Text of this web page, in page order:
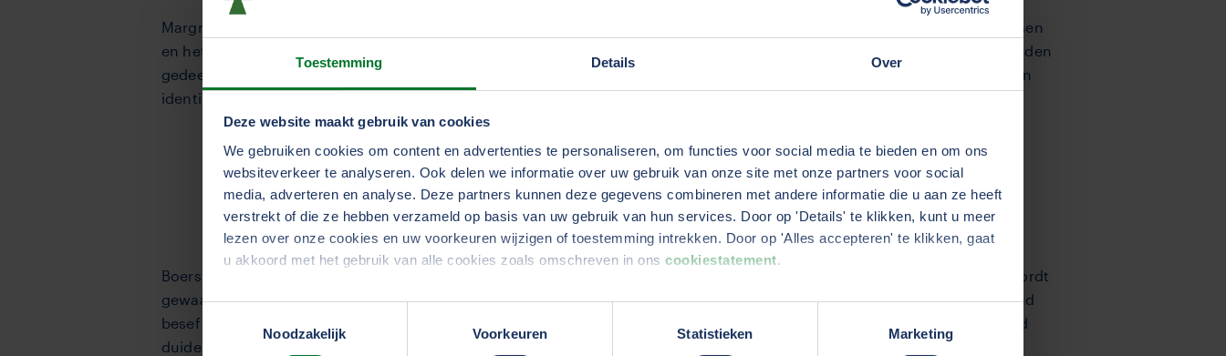
Toestemming Details Over
Deze website maakt gebruik van cookies
We gebruiken cookies om content en advertenties te personaliseren, om functies voor social media te bieden en om ons
websiteverkeer te analyseren. Ook delen we informatie over uw gebruik van onze site met onze partners voor social
media, adverteren en analyse. Deze partners kunnen deze gegevens combineren met andere informatie die u aan ze heeft
verstrekt of die ze hebben verzameld op basis van uw gebruik van hun services. Door op 'Details' te klikken, kunt u meer
lezen over onze cookies en uw voorkeuren wijzigen of toestemming intrekken. Door op 'Alles accepteren' te klikken, gaat
u akkoord met het gebruik van alle cookies zoals omschreven in ons cookiestatement.
We werken samen met die uw gegevens kunnen ontvangen en verwerken.
Noodzakelijk
Voorkeuren Statistieken Marketing
Margriet Boersma is van mening dat elke betrokkene in de transportsector een rol heeft om het chauffeurstekort op te lossen
en het imago te verbeteren. “We gaan dit samen doen. Ik merk al, on- en offline, dat er steeds meer boeiende verhalen worden
gedeeld. Er moeten meer ambassadeurs van het vak komen. Uithangborden waar de gemiddelde Nederlander zich mee kan
identificeren, dat is belangrijk en goede promotie.”
Bewustwording: Hoe komt de paprika, die je koopt, in de
supermarkt?
Boersma vindt bewustwording ook een belangrijke factor om ervoor te zorgen dat het chauffeursvak en de sector meer wordt
gewaardeerd. “Hoe komt de paprika die je koopt in de supermarkt?”, vraagt ze zich hardop af. “Er moet meer en een blijvend
besef komen dat gevulde schappen niet vanzelfsprekend zijn. Dat besef was er in het begin van de coronacrisis. Toen werd
duidelijk dat zonder transport alles stil stond.”